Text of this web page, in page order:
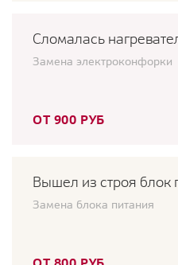
Сломалась
Замена электроконфорки
ОТ 900 РУБ
Вышел из строя блок
Замена блока питания